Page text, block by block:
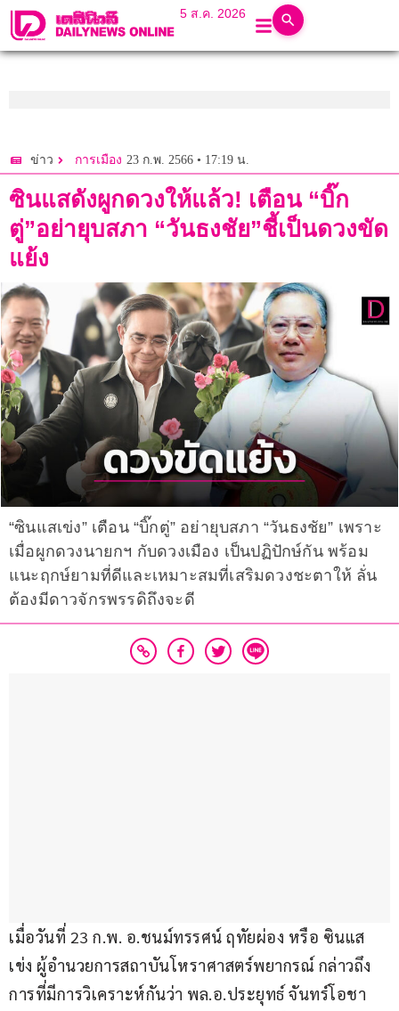
5 ส.ค. 2026
ข่าว การเมือง 23 ก.พ. 2566 • 17:19 น.
ซินแสดังผูกดวงให้แล้ว! เตือน “บิ๊ก
ตู่”อย่ายุบสภา “วันธงชัย”ชี้เป็นดวงขัด
แย้ง
“ซินแสเข่ง” เตือน “บิ๊กตู่” อย่ายุบสภา “วันธงชัย” เพราะ
เมื่อผูกดวงนายกฯ กับดวงเมือง เป็นปฏิปักษ์กัน พร้อม
แนะฤกษ์ยามที่ดีและเหมาะสมที่เสริมดวงชะตาให้ ลั่น
ต้องมีดาวจักรพรรดิถึงจะดี
เมื่อวันที่ 23 ก.พ. อ.ชนม์ทรรศน์ ฤทัยผ่อง หรือ ซินแส
เข่ง ผู้อำนวยการสถาบันโหราศาสตร์พยากรณ์ กล่าวถึง
การที่มีการวิเคราะห์กันว่า พล.อ.ประยุทธ์ จันทร์โอชา